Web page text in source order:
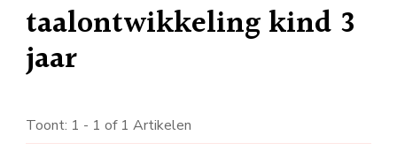
taalontwikkeling kind 3
jaar
Toont: 1 - 1 of 1 Artikelen